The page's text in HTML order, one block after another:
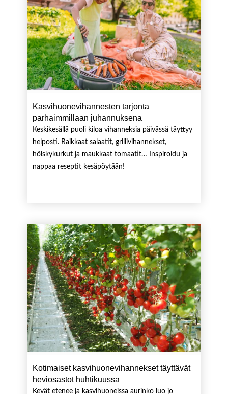
Kasvihuonevihannesten tarjonta
parhaimmillaan juhannuksena
Keskikesällä puoli kiloa vihanneksia päivässä täyttyy
helposti. Raikkaat salaatit, grillivihannekset,
hölskykurkut ja maukkaat tomaatit… Inspiroidu ja
nappaa reseptit kesäpöytään!
Kotimaiset kasvihuonevihannekset täyttävät
heviosastot huhtikuussa
Kevät etenee ja kasvihuoneissa aurinko luo jo